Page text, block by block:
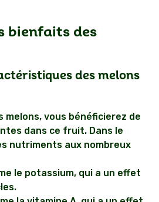
bienfaits des
des melons
melons, vous bénéficierez de
dans ce fruit. Dans le
nutriments aux nombreux
le potassium, qui a un effet